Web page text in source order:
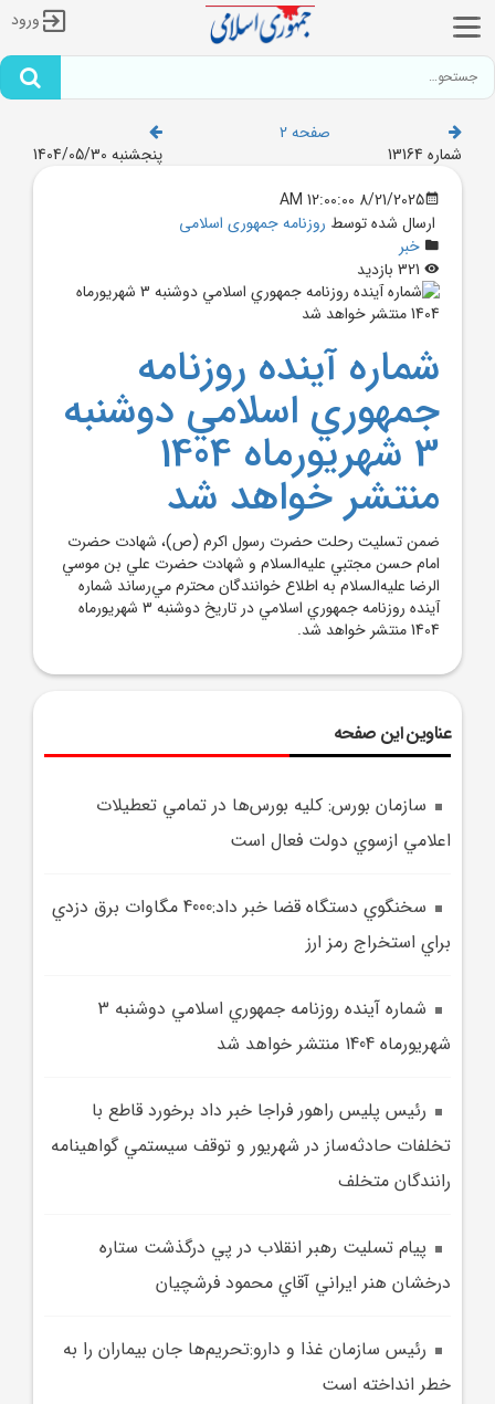
ورود
صفحه 2
شماره 13164
پنجشنبه 1404/05/30
8/21/2025 12:00:00 AM
ارسال شده توسط روزنامه جمهوری اسلامی
خبر
شماره آينده روزنامه
جمهوري اسلامي دوشنبه
3 شهريورماه 1404
منتشر خواهد شد
ضمن تسليت رحلت حضرت رسول اکرم (ص)، شهادت حضرت
امام حسن مجتبي عليه‌السلام و شهادت حضرت علي بن موسي
الرضا عليه‌السلام به اطلاع خوانندگان محترم مي‌رساند شماره
آينده روزنامه جمهوري اسلامي در تاريخ دوشنبه 3 شهريورماه
1404 منتشر خواهد شد.
عناوین این صفحه
سازمان بورس: کليه بورس‌ها در تمامي تعطيلات
اعلامي ازسوي دولت فعال است
سخنگوي دستگاه قضا خبر داد:4000 مگاوات برق دزدي
براي استخراج رمز ارز
شماره آينده روزنامه جمهوري اسلامي دوشنبه 3
شهريورماه 1404 منتشر خواهد شد
رئيس پليس راهور فراجا خبر داد برخورد قاطع با
تخلفات حادثه‌ساز در شهريور و توقف سيستمي گواهينامه
رانندگان متخلف
پيام تسليت رهبر انقلاب در پي درگذشت ستاره
درخشان هنر ايراني آقاي محمود فرشچيان
رئيس سازمان غذا و دارو:تحريم‌ها جان بيماران را به
خطر انداخته است